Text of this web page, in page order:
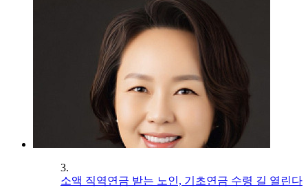
3.
소액 직역연금 받는 노인, 기초연금 수령 길 열린다